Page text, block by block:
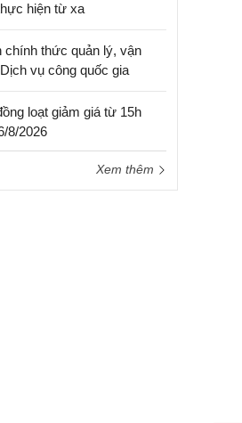
hiện từ xa
chính thức quản lý, vận
vụ công quốc gia
loạt giảm giá từ 15h
8/2026
Xem thêm